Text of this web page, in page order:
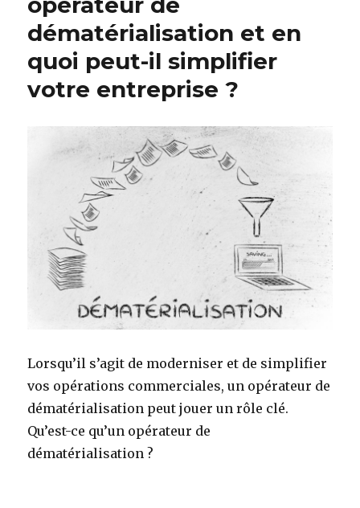
:
pourquoi
aller
Immobilier
Sommières
dématérialisation et en
quoi peut-il simplifier
votre entreprise ?
Lorsqu’il s’agit de moderniser et de simplifier
vos opérations commerciales, un opérateur de
dématérialisation peut jouer un rôle clé.
Qu’est-ce qu’un opérateur de
dématérialisation ?